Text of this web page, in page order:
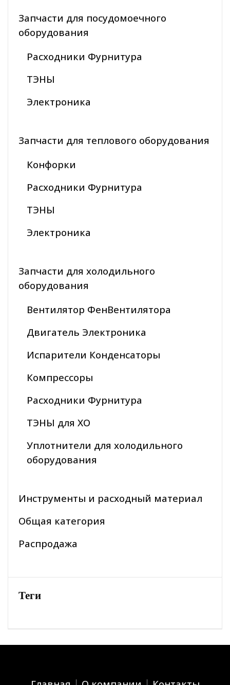
Запчасти для посудомоечного
оборудования
Расходники Фурнитура
ТЭНЫ
Электроника
Запчасти для теплового оборудования
Конфорки
Расходники Фурнитура
ТЭНЫ
Электроника
Запчасти для холодильного
оборудования
Вентилятор ФенВентилятора
Двигатель Электроника
Испарители Конденсаторы
Компрессоры
Расходники Фурнитура
ТЭНЫ для ХО
Уплотнители для холодильного
оборудования
Инструменты и расходный материал
Общая категория
Распродажа
Теги